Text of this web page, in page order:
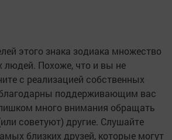
этого знака зодиака множество
людей. Похоже, что и вы не
с реализацией собственных
благодарны поддерживающим вас
много внимания обращать
советуют) другие. Слушайте
близких друзей, которые могут